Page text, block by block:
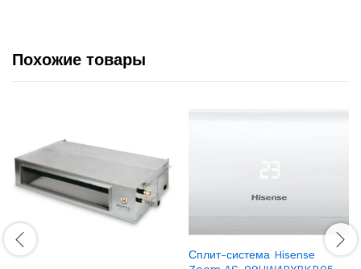
Похожие товары
Сплит-система Hisense